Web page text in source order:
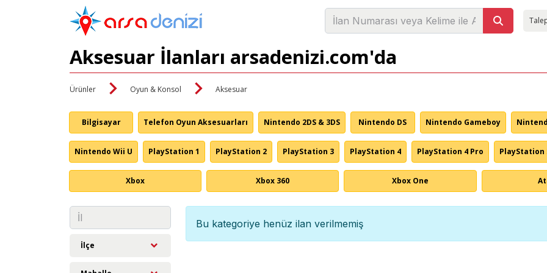
Aksesuar İlanları arsadenizi.com'da
Ürünler Oyun & Konsol Aksesuar
Bilgisayar Telefon Oyun Aksesuarları Nintendo 2DS & 3DS Nintendo DS Nintendo Gameboy
Nintendo Wii U PlayStation 1 PlayStation 2 PlayStation 3 PlayStation 4 PlayStation 4 Pro PlayStation
Xbox Xbox 360 Xbox One
İlçe
Bu kategoriye henüz ilan verilmemiş